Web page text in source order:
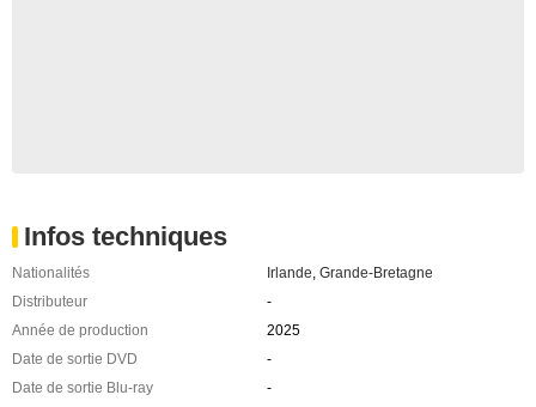
Infos techniques
Nationalités Irlande, Grande-Bretagne
Distributeur
-
Année de production
2025
Date de sortie DVD
-
Date de sortie Blu-ray
-